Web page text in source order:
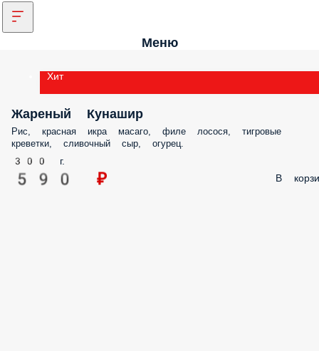
Меню
Хит
Жареный Кунашир
Рис, красная икра масаго, филе лосося, тигровые
креветки, сливочный сыр, огурец.
300 г.
590 ₽ В